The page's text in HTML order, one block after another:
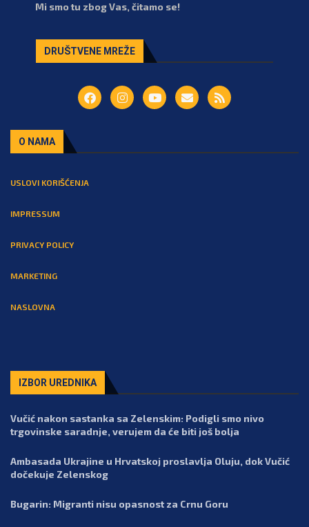
Mi smo tu zbog Vas, čitamo se!
DRUŠTVENE MREŽE
O NAMA
USLOVI KORIŠĆENJA
IMPRESSUM
PRIVACY POLICY
MARKETING
NASLOVNA
IZBOR UREDNIKA
Vučić nakon sastanka sa Zelenskim: Podigli smo nivo
trgovinske saradnje, verujem da će biti još bolja
Ambasada Ukrajine u Hrvatskoj proslavlja Oluju, dok Vučić
dočekuje Zelenskog
Bugarin: Migranti nisu opasnost za Crnu Goru